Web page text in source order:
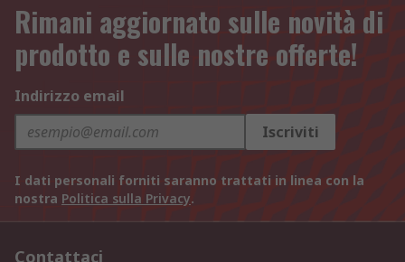
Rimani aggiornato sulle novità di
prodotto e sulle nostre offerte!
Indirizzo email
Iscriviti
I dati personali forniti saranno trattati in linea con la
nostra Politica sulla Privacy.
Contattaci